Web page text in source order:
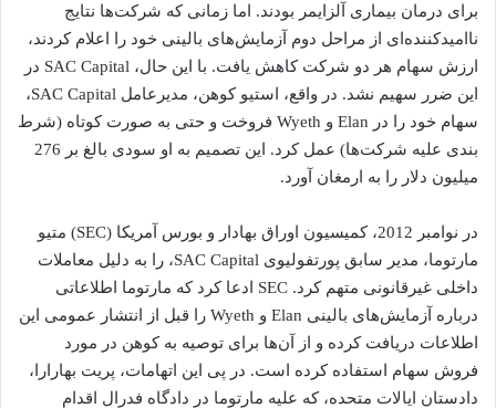
برای درمان بیماری آلزایمر بودند. اما زمانی که شرکت‌ها نتایج
ناامیدکننده‌ای از مراحل دوم آزمایش‌های بالینی خود را اعلام کردند،
ارزش سهام هر دو شرکت کاهش یافت. با این حال، SAC Capital در
این ضرر سهیم نشد. در واقع، استیو کوهن، مدیرعامل SAC Capital،
سهام خود را در Elan و Wyeth فروخت و حتی به صورت کوتاه (شرط
بندی علیه شرکت‌ها) عمل کرد. این تصمیم به او سودی بالغ بر 276
میلیون دلار را به ارمغان آورد.
در نوامبر 2012، کمیسیون اوراق بهادار و بورس آمریکا (SEC) متیو
مارتوما، مدیر سابق پورتفولیوی SAC Capital، را به دلیل معاملات
داخلی غیرقانونی متهم کرد. SEC ادعا کرد که مارتوما اطلاعاتی
درباره آزمایش‌های بالینی Elan و Wyeth را قبل از انتشار عمومی این
اطلاعات دریافت کرده و از آن‌ها برای توصیه به کوهن در مورد
فروش سهام استفاده کرده است. در پی این اتهامات، پریت بهارارا،
دادستان ایالات متحده، که علیه مارتوما در دادگاه فدرال اقدام